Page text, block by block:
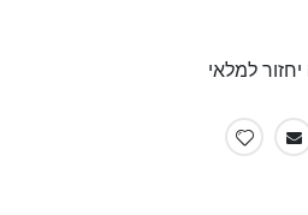
למלאי